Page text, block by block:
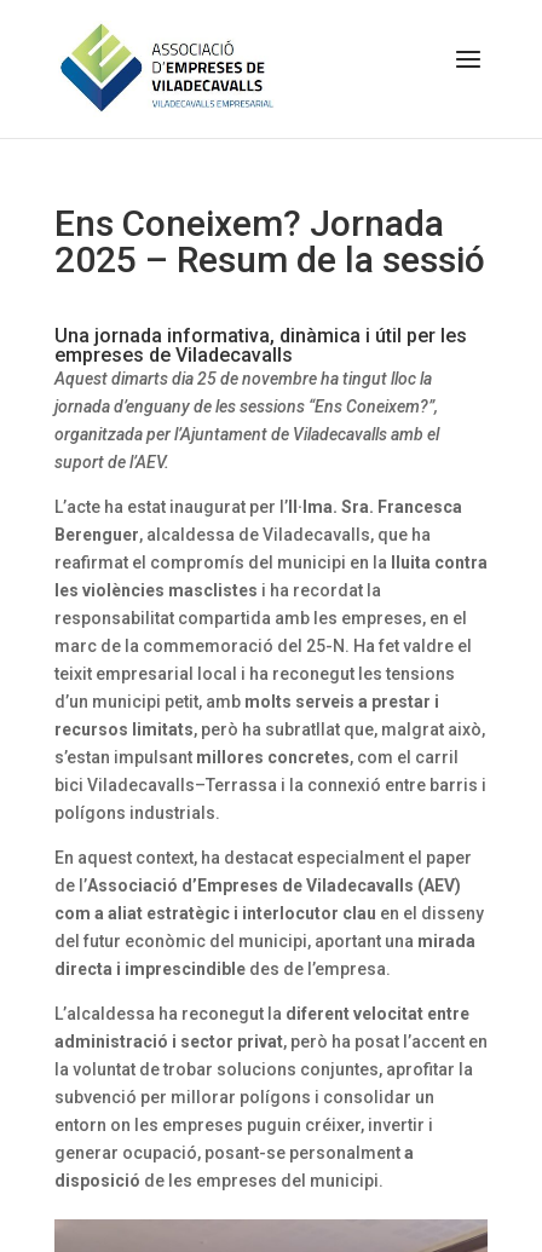
Ens Coneixem? Jornada
2025 – Resum de la sessió
Una jornada informativa, dinàmica i útil per les
empreses de Viladecavalls
Aquest dimarts dia 25 de novembre ha tingut lloc la
jornada d’enguany de les sessions “Ens Coneixem?”,
organitzada per l’Ajuntament de Viladecavalls amb el
suport de l’AEV.
L’acte ha estat inaugurat per l’Il·lma. Sra. Francesca
Berenguer, alcaldessa de Viladecavalls, que ha
reafirmat el compromís del municipi en la
lluita contra
les violències masclistes i ha recordat la
responsabilitat compartida amb les empreses, en el
marc de la commemoració del 25-N. Ha fet valdre el
teixit empresarial local i ha reconegut les tensions
d’un municipi petit, amb molts serveis a prestar i
recursos limitats, però ha subratllat que, malgrat això,
s’estan impulsant millores concretes, com el carril
bici Viladecavalls–Terrassa i la connexió entre barris i
polígons industrials.
En aquest context, ha destacat especialment el paper
de l’Associació d’Empreses de Viladecavalls (AEV)
com a aliat estratègic i interlocutor clau en el disseny
del futur econòmic del municipi, aportant una mirada
directa i imprescindibledes de l’empresa.
L’alcaldessa ha reconegut la diferent velocitat entre
administració i sector privat, però ha posat l’accent en
la voluntat de trobar solucions conjuntes, aprofitar la
subvenció per millorar polígons i consolidar un
entorn on les empreses puguin créixer, invertir i
generar ocupació, posant-se personalmenta
disposició de les empreses del municipi.